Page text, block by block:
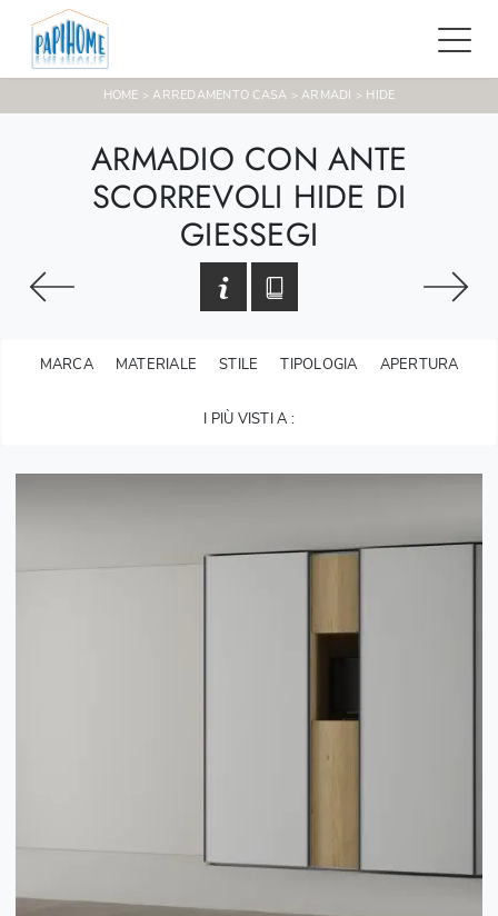
HOME >ARREDAMENTO CASA >ARMADI > HIDE
ARMADIO CON ANTE
SCORREVOLI HIDE DI
GIESSEGI
MARCA MATERIALE STILE TIPOLOGIA APERTURA
I PIÙ VISTI A :